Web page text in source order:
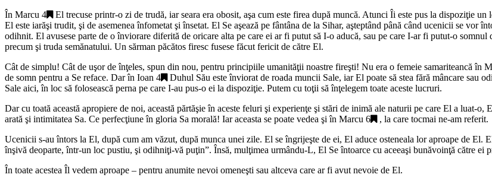
În Marcu 4 El trecuse printr-o zi de trudă, iar seara era obosit, aşa cum este firea după muncă. Atunci Îi este pus la dispoziţie
El este iarăşi trudit, şi de asemenea înfometat şi însetat. El Se aşează pe fântâna de la Sihar, aşteptând până când ucenicii se vor
odihnit. El avusese parte de o înviorare diferită de oricare alta pe care ei ar fi putut să I-o aducă, sau pe care I-ar fi putut-o
precum şi truda semănatului. Un sărman păcătos firesc fusese făcut fericit de către El.
Cât de simplu! Cât de uşor de înţeles, spun din nou, pentru principiile umanităţii noastre fireşti! Nu era o femeie samariteancă în
de somn pentru a Se reface. Dar în Ioan 4 Duhul Său este înviorat de roada muncii Sale, iar El poate să stea fără mâncare sau
Sale aici, în loc să folosească perna pe care I-au pus-o ei la dispoziţie. Putem cu toţii să înţelegem toate aceste lucruri.
Dar cu toată această apropiere de noi, această părtăşie în aceste feluri şi experienţe şi stări de inimă ale naturii pe care El a luat-
arată şi intimitatea Sa. Ce perfecţiune în gloria Sa morală! Iar aceasta se poate vedea şi în Marcu 6
, la care tocmai ne-am referit.
Ucenicii s-au întors la El, după cum am văzut, după munca unei zile. El se îngrijeşte de ei, El aduce osteneala lor aproape de El.
înşivă deoparte, într-un loc pustiu, şi odihniţi-vă puţin”. Însă, mulţimea urmându-L, El Se întoarce cu aceeaşi bunăvoinţă către ei
În toate acestea Îl vedem aproape – pentru anumite nevoi omeneşti sau altceva care ar fi avut nevoie de El.